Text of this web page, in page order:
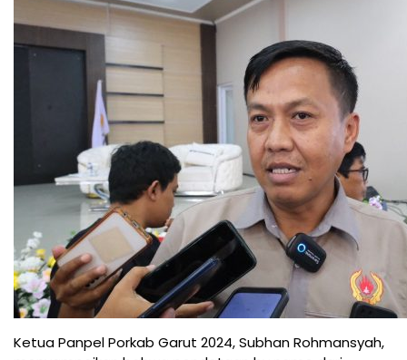
Ketua Panpel Porkab Garut 2024, Subhan Rohmansyah,